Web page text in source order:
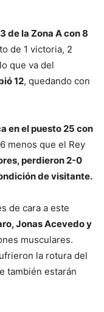
de la Zona A con 8
de 1 victoria, 2
que va del
12, quedando con
en el puesto 25 con
menos que el Rey
perdieron 2-0
de visitante.
de cara a este
Jonas Acevedo y
musculares.
la rotura del
también estarán